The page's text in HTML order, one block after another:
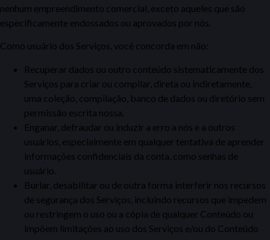
nenhum empreendimento comercial, exceto aqueles que são
especificamente endossados ou aprovados por nós.
Como usuário dos Serviços, você concorda em não:
Recuperar dados ou outro conteúdo sistematicamente dos
Serviços para criar ou compilar, direta ou indiretamente,
uma coleção, compilação, banco de dados ou diretório sem
permissão escrita nossa.
Enganar, defraudar ou induzir a erro a nós e a outros
usuários, especialmente em qualquer tentativa de aprender
informações confidenciais da conta, como senhas de
usuário.
Burlar, desabilitar ou de outra forma interferir nos recursos
de segurança dos Serviços, incluindo recursos que impedem
ou restringem o uso ou a cópia de qualquer Conteúdo ou
impõem limitações ao uso dos Serviços e/ou do Conteúdo